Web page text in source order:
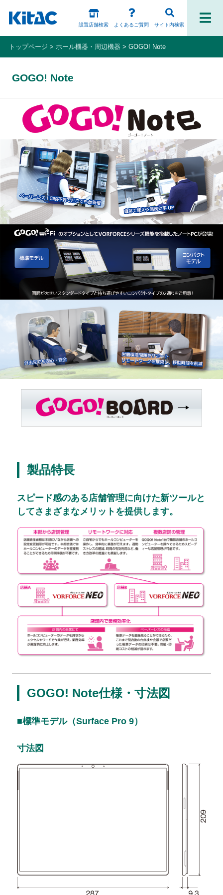
設置店舗検索 よくあるご質問 サイト内検索
ホール様向け製品
ホール関係者様専用
パチスロ検定情報
ボルフォースシリーズ
ホールコンオプション
GOGO! Wi-Fiシリーズ
キタッククラウドシリーズ
周辺機器
北電子製品販売ネットワーク
システムサポート
アプリ・ゲーム
Kitac iD
スペシャルコンテンツ
株式会社北電子ホールディングス
株式会社北電子
株式会社ゼクロスクリエイティブ
株式会社キタック販売
北電子製品販売ネットワーク
採用情報
企業活動
SDGs
トップページ ホール機器・周辺機器 GOGO! Note
GOGO! Note
製品特長
スピード感のある店舗管理に向けた新ツールと
してさまざまなメリットを提供します。
GOGO! Note仕様・寸法図
■標準モデル（Surface Pro 9）
寸法図